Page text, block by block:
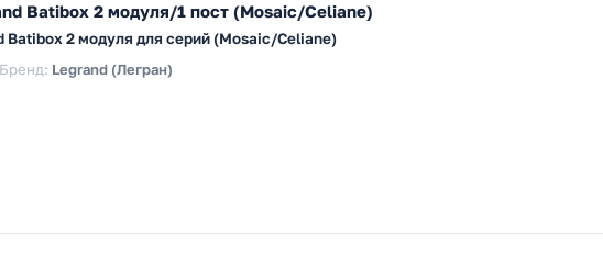
Batibox 2 модуля/1 пост (Mosaic/Celiane)
Batibox 2 модуля для серий (Mosaic/Celiane)
Бренд: Legrand (Легран)